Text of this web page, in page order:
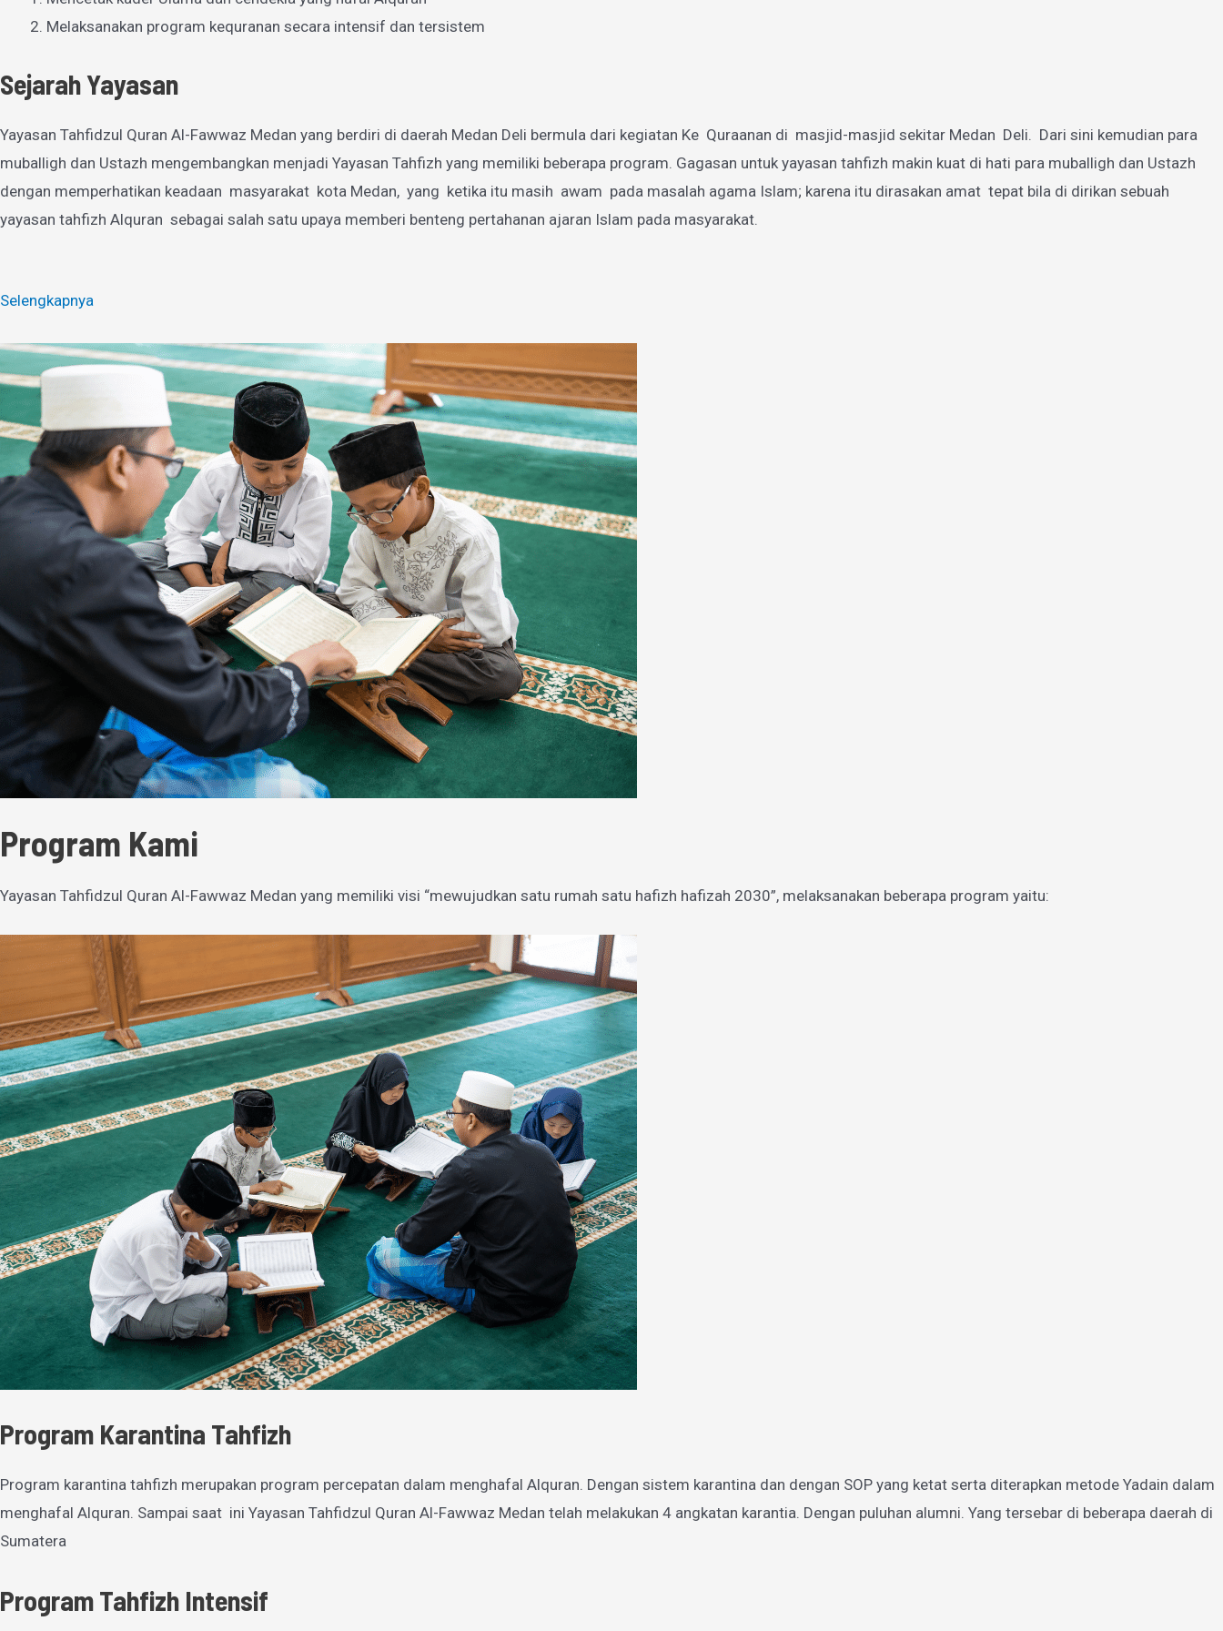
Melaksanakan program kequranan secara intensif dan tersistem
Sejarah Yayasan
Yayasan Tahfidzul Quran Al-Fawwaz Medan yang berdiri di daerah Medan Deli bermula dari kegiatan Ke Quraanan di masjid-masjid sekitar Medan Deli. Dari sini kemudian para
muballigh dan Ustazh mengembangkan menjadi Yayasan Tahfizh yang memiliki beberapa program. Gagasan untuk yayasan tahfizh makin kuat di hati para muballigh dan Ustazh
dengan memperhatikan keadaan masyarakat kota Medan, yang ketika itu masih awam pada masalah agama Islam; karena itu dirasakan amat tepat bila di dirikan sebuah
yayasan tahfizh Alquran sebagai salah satu upaya memberi benteng pertahanan ajaran Islam pada masyarakat.
Selengkapnya
Program Kami
Yayasan Tahfidzul Quran Al-Fawwaz Medan yang memiliki visi “mewujudkan satu rumah satu hafizh hafizah 2030”, melaksanakan beberapa program yaitu:
Program Karantina Tahfizh
Program karantina tahfizh merupakan program percepatan dalam menghafal Alquran. Dengan sistem karantina dan dengan SOP yang ketat serta diterapkan metode Yadain dalam
menghafal Alquran. Sampai saat ini Yayasan Tahfidzul Quran Al-Fawwaz Medan telah melakukan 4 angkatan karantia. Dengan puluhan alumni. Yang tersebar di beberapa daerah di
Sumatera
Program Tahfizh Intensif